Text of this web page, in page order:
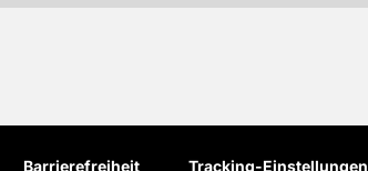
Barrierefreiheit Tracking-Einstellungen